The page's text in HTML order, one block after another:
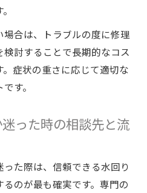
合は、トラブルの度に修理
討することで長期的なコス
。症状の重さに応じて適切な
す。
った時の相談先と流
た際は、信頼できる水回り
のが最も確実です。専門の